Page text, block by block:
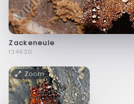
Zackeneule
f34620
Zoom